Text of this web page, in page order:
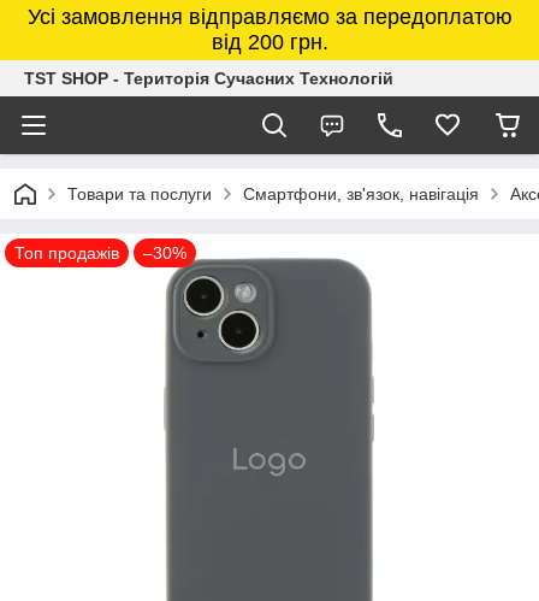
Усі замовлення відправляємо за передоплатою
від 200 грн.
TST SHOP - Територія Сучасних Технологій
Товари та послуги Смартфони, зв'язок, навігація
Топ продажів –30%